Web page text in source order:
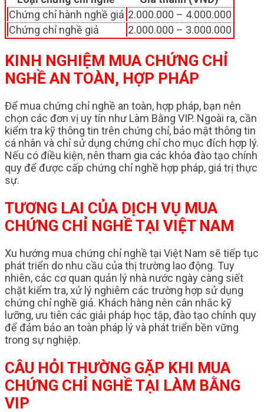
Chứng chỉ hành nghề giả 2.000.000 – 4.000.000
Chứng chỉ nghề giả
2.000.000 – 3.000.000
KINH NGHIỆM MUA CHỨNG CHỈ
NGHỀ AN TOÀN, HỢP PHÁP
Để mua chứng chỉ nghề an toàn, hợp pháp, bạn nên
chọn các đơn vị uy tín như Làm Bằng VIP. Ngoài ra, cần
kiểm tra kỹ thông tin trên chứng chỉ, bảo mật thông tin
cá nhân và chỉ sử dụng chứng chỉ cho mục đích hợp lý.
Nếu có điều kiện, nên tham gia các khóa đào tạo chính
quy để được cấp chứng chỉ nghề hợp pháp, giá trị thực
sự.
TƯƠNG LAI CỦA DỊCH VỤ MUA
CHỨNG CHỈ NGHỀ TẠI VIỆT NAM
Xu hướng mua chứng chỉ nghề tại Việt Nam sẽ tiếp tục
phát triển do nhu cầu của thị trường lao động. Tuy
nhiên, các cơ quan quản lý nhà nước ngày càng siết
chặt kiểm tra, xử lý nghiêm các trường hợp sử dụng
chứng chỉ nghề giả. Khách hàng nên cân nhắc kỹ
lưỡng, ưu tiên các giải pháp học tập, đào tạo chính quy
để đảm bảo an toàn pháp lý và phát triển bền vững
trong sự nghiệp.
CÂU HỎI THƯỜNG GẶP KHI MUA
CHỨNG CHỈ NGHỀ TẠI LÀM BẰNG
VIP